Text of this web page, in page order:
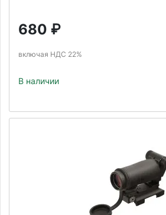
680 ₽
включая НДС 22%
В наличии